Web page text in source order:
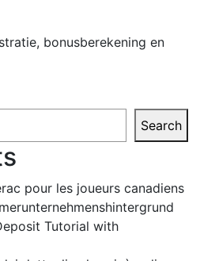
bonusberekening en
Search
pour les joueurs canadiens
Tutorial with